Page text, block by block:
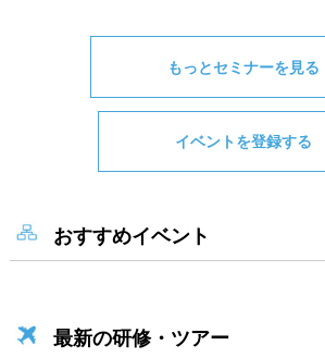
もっとセミナーを見る
イベントを登録する
おすすめイベント
最新の研修・ツアー